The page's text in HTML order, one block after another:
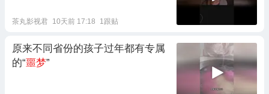
茶丸影视君 10天前 17:18 1跟贴
原来不同省份的孩子过年都有专属
的“噩梦”